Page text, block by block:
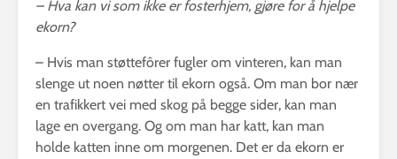
– Hva kan vi som ikke er fosterhjem, gjøre for å hjelpe
ekorn?
– Hvis man støttefôrer fugler om vinteren, kan man
slenge ut noen nøtter til ekorn også. Om man bor nær
en trafikkert vei med skog på begge sider, kan man
lage en overgang. Og om man har katt, kan man
holde katten inne om morgenen. Det er da ekorn er